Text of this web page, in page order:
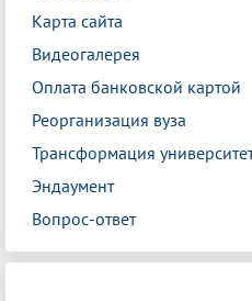
Карта сайта
Видеогалерея
Оплата банковской картой
Реорганизация вуза
Трансформация
Эндаумент
Вопрос-ответ